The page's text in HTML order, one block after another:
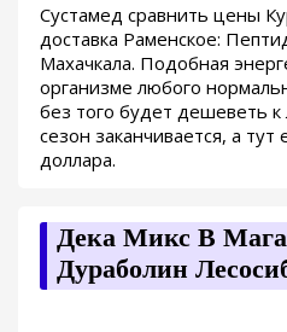
Сустамед сравнить цены
доставка Раменское:
Махачкала. Подобная
организме любого
без того будет дешеветь
сезон заканчивается, а
доллара.
Дека Микс В
Дураболин